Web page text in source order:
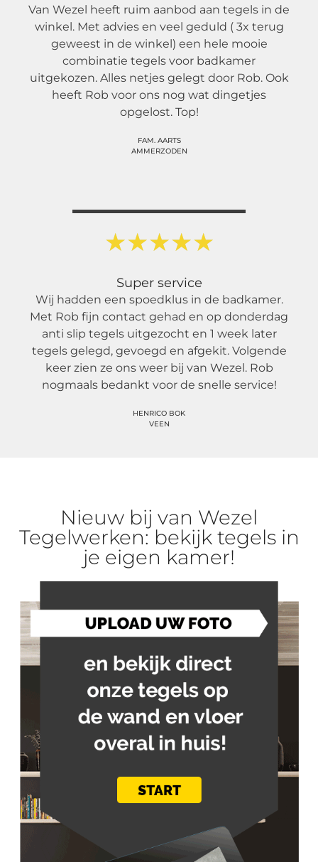
Van Wezel heeft ruim aanbod aan tegels in de
winkel. Met advies en veel geduld ( 3x terug
geweest in de winkel) een hele mooie
combinatie tegels voor badkamer
uitgekozen. Alles netjes gelegt door Rob. Ook
heeft Rob voor ons nog wat dingetjes
opgelost. Top!
FAM. AARTS
AMMERZODEN
★★★★★
Super service
Wij hadden een spoedklus in de badkamer.
Met Rob fijn contact gehad en op donderdag
anti slip tegels uitgezocht en 1 week later
tegels gelegd, gevoegd en afgekit. Volgende
keer zien ze ons weer bij van Wezel. Rob
nogmaals bedankt voor de snelle service!
HENRICO BOK
VEEN
Nieuw bij van Wezel
Tegelwerken: bekijk tegels in
je eigen kamer!